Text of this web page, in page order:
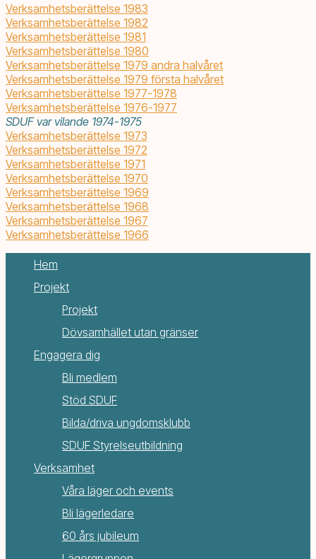
Verksamhetsberättelse 1983
Verksamhetsberättelse 1982
Verksamhetsberättelse 1981
Verksamhetsberättelse 1980
Verksamhetsberättelse 1979 andra halvåret
Verksamhetsberättelse 1979 första halvåret
Verksamhetsberättelse 1977-1978
Verksamhetsberättelse 1976-1977
SDUF var vilande 1974-1975
Verksamhetsberättelse 1973
Verksamhetsberättelse 1972
Verksamhetsberättelse 1971
Verksamhetsberättelse 1970
Verksamhetsberättelse 1969
Verksamhetsberättelse 1968
Verksamhetsberättelse 1967
Verksamhetsberättelse 1966
Hem
Projekt
Projekt
Dövsamhället utan gränser
Engagera dig
Bli medlem
Stöd SDUF
Bilda/driva ungdomsklubb
SDUF Styrelseutbildning
Verksamhet
Våra läger och events
Bli lägerledare
60 års jubileum